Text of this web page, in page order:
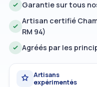
Garantie sur tous
Artisan certifié
RM 94)
Agréés par les
Artisans
expérimentés